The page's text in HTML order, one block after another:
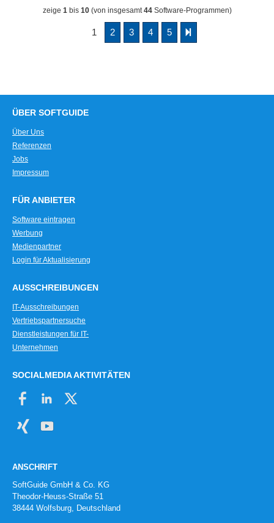
zeige 1bis 10(von insgesamt44Software-Programmen)
1 2 3 4 5
ÜBER SOFTGUIDE
Über Uns
Referenzen
Jobs
Impressum
FÜR ANBIETER
Software eintragen
Werbung
Medienpartner
Login für Aktualisierung
AUSSCHREIBUNGEN
IT-Ausschreibungen
Vertriebspartnersuche
Dienstleistungen für IT-
Unternehmen
SOCIALMEDIA AKTIVITÄTEN
ANSCHRIFT
SoftGuide GmbH & Co. KG
Theodor-Heuss-Straße 51
38444 Wolfsburg, Deutschland